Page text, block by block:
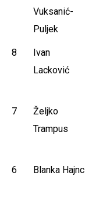
Vuksanić-
Puljek
8
Ivan
Lacković
7
Željko
Trampus
6 Blanka Hajnc